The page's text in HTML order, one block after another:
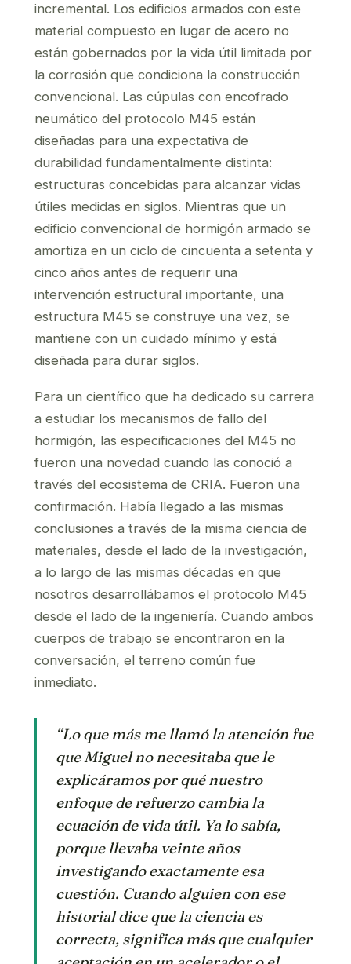
incremental. Los edificios armados con este
material compuesto en lugar de acero no
están gobernados por la vida útil limitada por
la corrosión que condiciona la construcción
convencional. Las cúpulas con encofrado
neumático del protocolo M45 están
diseñadas para una expectativa de
durabilidad fundamentalmente distinta:
estructuras concebidas para alcanzar vidas
útiles medidas en siglos. Mientras que un
edificio convencional de hormigón armado se
amortiza en un ciclo de cincuenta a setenta y
cinco años antes de requerir una
intervención estructural importante, una
estructura M45 se construye una vez, se
mantiene con un cuidado mínimo y está
diseñada para durar siglos.
Para un científico que ha dedicado su carrera
a estudiar los mecanismos de fallo del
hormigón, las especificaciones del M45 no
fueron una novedad cuando las conoció a
través del ecosistema de CRIA. Fueron una
confirmación. Había llegado a las mismas
conclusiones a través de la misma ciencia de
materiales, desde el lado de la investigación,
a lo largo de las mismas décadas en que
nosotros desarrollábamos el protocolo M45
desde el lado de la ingeniería. Cuando ambos
cuerpos de trabajo se encontraron en la
conversación, el terreno común fue
inmediato.
“Lo que más me llamó la atención fue
que Miguel no necesitaba que le
explicáramos por qué nuestro
enfoque de refuerzo cambia la
ecuación de vida útil. Ya lo sabía,
porque llevaba veinte años
investigando exactamente esa
cuestión. Cuando alguien con ese
historial dice que la ciencia es
correcta, significa más que cualquier